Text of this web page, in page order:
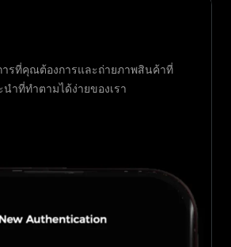
ารที่คุณต้องการและถ่ายภาพสินค้าที่
ำที่ทำตามได้ง่ายของเรา